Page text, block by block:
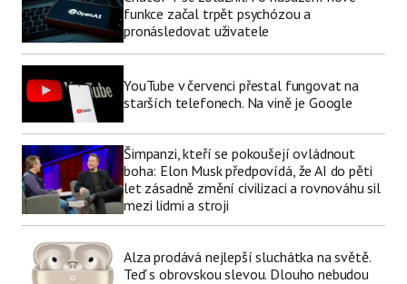
funkce začal trpět psychózou a
pronásledovat uživatele
YouTube v červenci přestal fungovat na
starších telefonech. Na vině je Google
Šimpanzi, kteří se pokoušejí ovládnout
boha: Elon Musk předpovídá, že AI do pěti
let zásadně změní civilizaci a rovnováhu sil
mezi lidmi a stroji
Alza prodává nejlepší sluchátka na světě.
Teď s obrovskou slevou. Dlouho nebudou